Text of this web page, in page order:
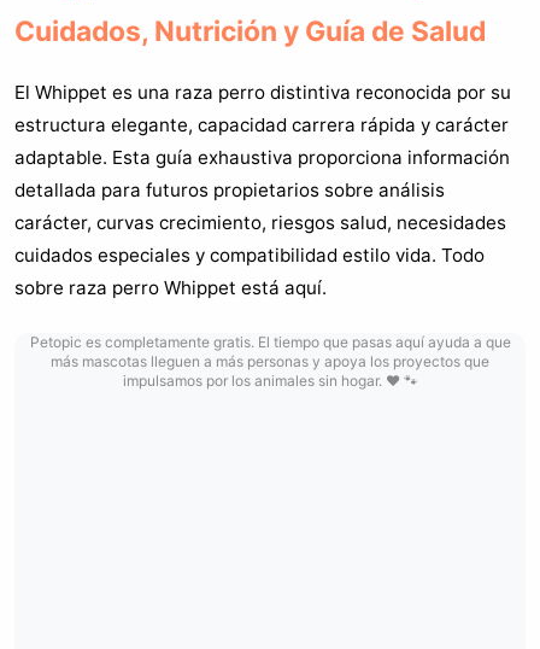
Cuidados, Nutrición y Guía de Salud
El Whippet es una raza perro distintiva reconocida por su
estructura elegante, capacidad carrera rápida y carácter
adaptable. Esta guía exhaustiva proporciona información
detallada para futuros propietarios sobre análisis
carácter, curvas crecimiento, riesgos salud, necesidades
cuidados especiales y compatibilidad estilo vida. Todo
sobre raza perro Whippet está aquí.
Petopic es completamente gratis. El tiempo que pasas aquí ayuda a que
más mascotas lleguen a más personas y apoya los proyectos que
impulsamos por los animales sin hogar. ❤️ 🐾